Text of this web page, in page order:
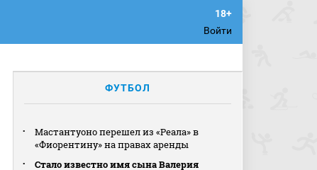
Войти
ФУТБОЛ
Мастантуоно перешел из «Реала» в
«Фиорентину» на правах аренды
Стало известно имя сына Валерия